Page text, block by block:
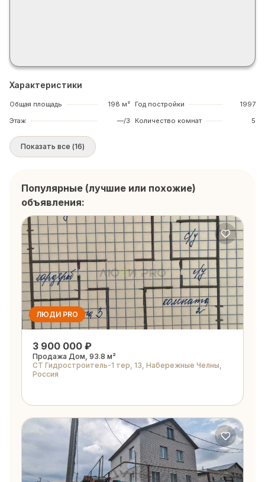
Характеристики
Общая площадь
198 м²
Этаж
—/3
Год постройки
1997
Количество комнат
5
Показать все (16)
Популярные (лучшие или похожие)
объявления:
ЛЮДИ PRO
3 900 000 ₽
Продажа Дом, 93.8 м²
СТ Гидростроитель-1 тер, 13, Набережные Челны,
Россия